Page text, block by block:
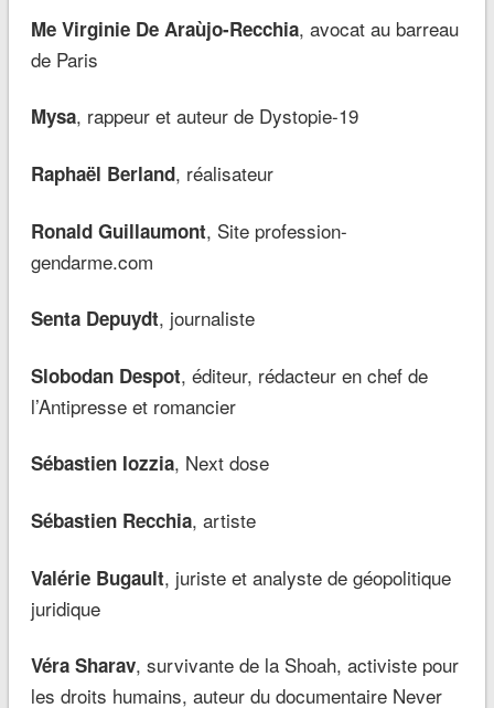
Me Virginie De Araùjo-Recchia, avocat au barreau
de Paris
Mysa, rappeur et auteur de Dystopie-19
Raphaël Berland, réalisateur
Ronald Guillaumont, Site profession-
gendarme.com
Senta Depuydt, journaliste
Slobodan Despot, éditeur, rédacteur en chef de
l’Antipresse et romancier
Sébastien Iozzia, Next dose
Sébastien Recchia, artiste
Valérie Bugault, juriste et analyste de géopolitique
juridique
Véra Sharav, survivante de la Shoah, activiste pour
les droits humains, auteur du documentaire Never